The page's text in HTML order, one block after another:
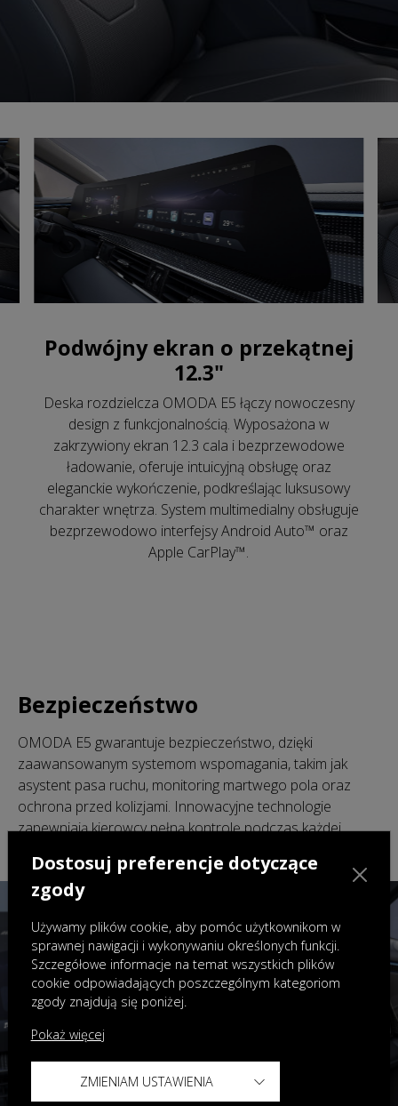
Podwójny ekran o przekątnej
12.3"
Deska rozdzielcza OMODA E5 łączy nowoczesny
design z funkcjonalnością. Wyposażona w
zakrzywiony ekran 12.3 cala i bezprzewodowe
ładowanie, oferuje intuicyjną obsługę oraz
eleganckie wykończenie, podkreślając luksusowy
charakter wnętrza. System multimedialny obsługuje
bezprzewodowo interfejsy Android Auto™ oraz
Apple CarPlay™.
Bezpieczeństwo
OMODA E5 gwarantuje bezpieczeństwo, dzięki
zaawansowanym systemom wspomagania, takim jak
asystent pasa ruchu, monitoring martwego pola oraz
ochrona przed kolizjami. Innowacyjne technologie
zapewniają kierowcy pełną kontrolę podczas każdej
Dostosuj preferencje dotyczące
zgody
Używamy plików cookie, aby pomóc użytkownikom w
sprawnej nawigacji i wykonywaniu określonych funkcji.
Szczegółowe informacje na temat wszystkich plików
cookie odpowiadających poszczególnym kategoriom
zgody znajdują się poniżej.
Pokaż więcej
ZMIENIAM USTAWIENIA